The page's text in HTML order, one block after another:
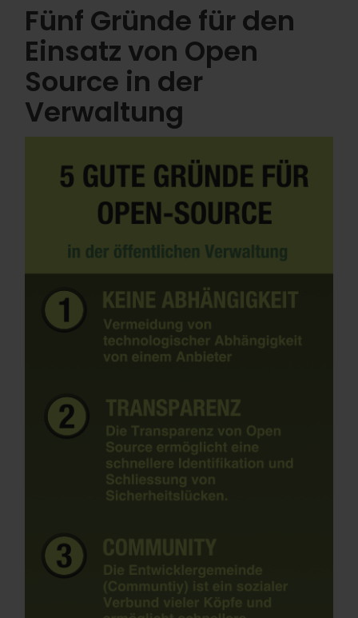
Fünf Gründe für den
Einsatz von Open
Source in der
Verwaltung